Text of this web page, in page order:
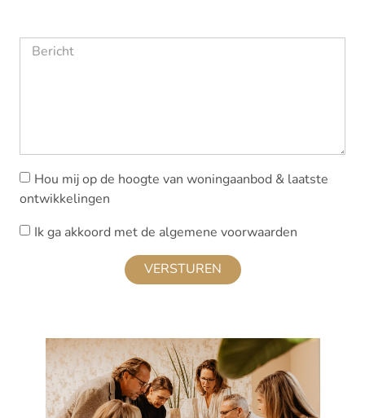
Hou mij op de hoogte van woningaanbod & laatste
ontwikkelingen
Ik ga akkoord met de algemene voorwaarden
VERSTUREN